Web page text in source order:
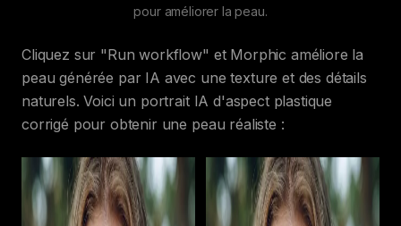
pour améliorer la peau.
Cliquez sur "Run workflow" et Morphic améliore la
peau générée par IA avec une texture et des détails
naturels. Voici un portrait IA d'aspect plastique
corrigé pour obtenir une peau réaliste :